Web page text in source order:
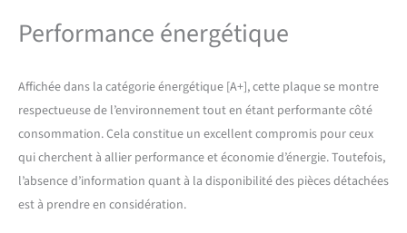
zones pour créer une zone
de cuisson plus grande. Les
automatiquement en
alignant la puissance pour
une cuisson uniforme.
Options de cuisson
illimitées : les 4 zones de
contrôle indépendantes,
Performance énergétique
Affichée dans la catégorie énergétique [A+], cette plaque se montre
respectueuse de l’environnement tout en étant performante côté
consommation. Cela constitue un excellent compromis pour ceux
qui cherchent à allier performance et économie d’énergie. Toutefois,
l’absence d’information quant à la disponibilité des pièces détachées
est à prendre en considération.